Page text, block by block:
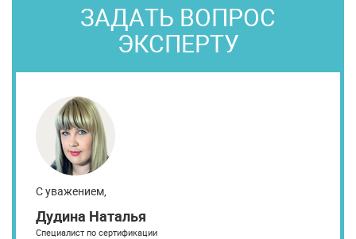
ЗАДАТЬ ВОПРОС
ЭКСПЕРТУ
С уважением,
Дудина Наталья
Специалист по сертификации